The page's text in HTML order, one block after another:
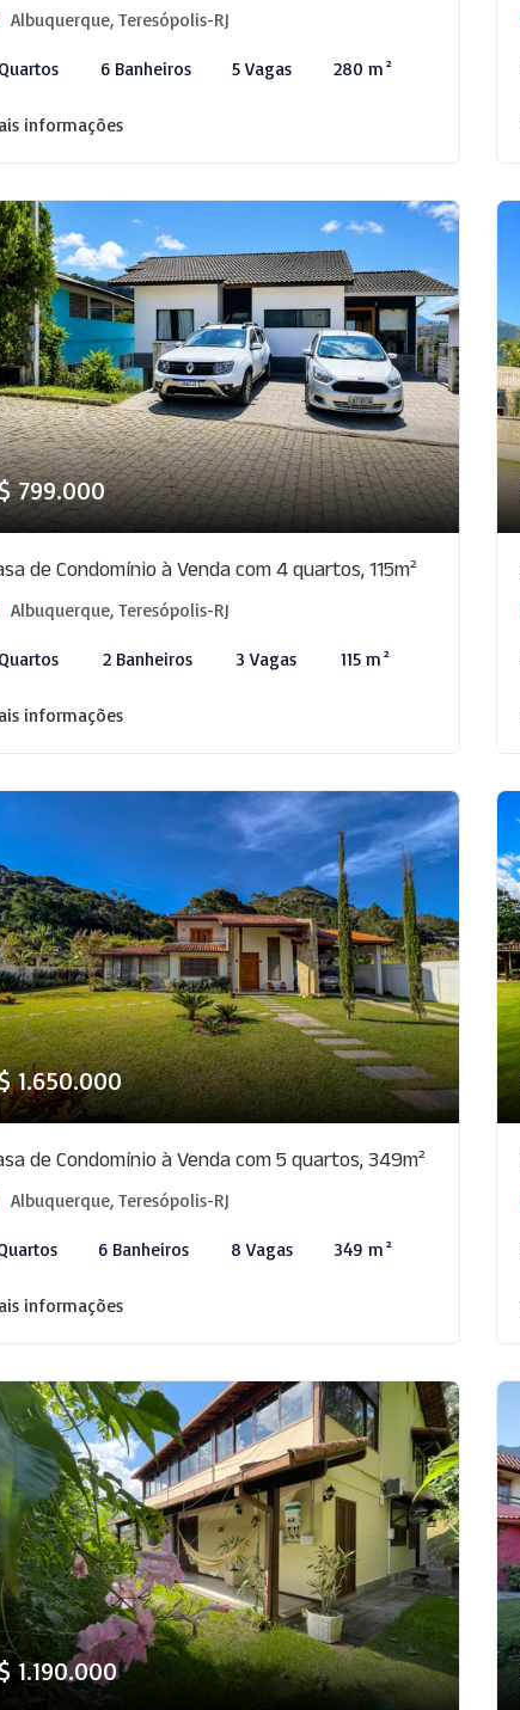
Albuquerque, Teresópolis-RJ
6 Banheiros 5 Vagas 280 m²
informações
799.000
de Condomínio à Venda com 4 quartos, 115m²
Albuquerque, Teresópolis-RJ
2 Banheiros 3 Vagas 115 m²
informações
1.650.000
de Condomínio à Venda com 5 quartos, 349m²
Albuquerque, Teresópolis-RJ
6 Banheiros 8 Vagas 349 m²
informações
1.190.000